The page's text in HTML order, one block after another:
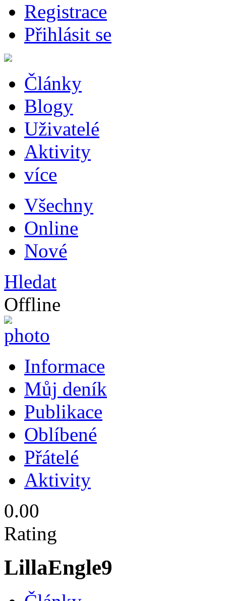
Registrace
Přihlásit se
Články
Blogy
Uživatelé
Aktivity
více
Všechny
Online
Nové
Hledat
Offline
Informace
Můj deník
Publikace
Oblíbené
Přátelé
Aktivity
0.00
Rating
LillaEngle9